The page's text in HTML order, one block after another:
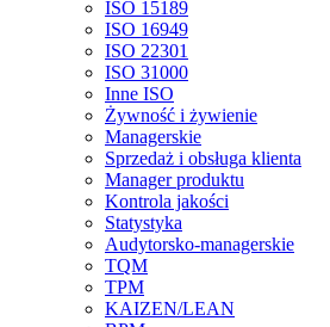
ISO 15189
ISO 16949
ISO 22301
ISO 31000
Inne ISO
Żywność i żywienie
Managerskie
Sprzedaż i obsługa klienta
Manager produktu
Kontrola jakości
Statystyka
Audytorsko-managerskie
TQM
TPM
KAIZEN/LEAN